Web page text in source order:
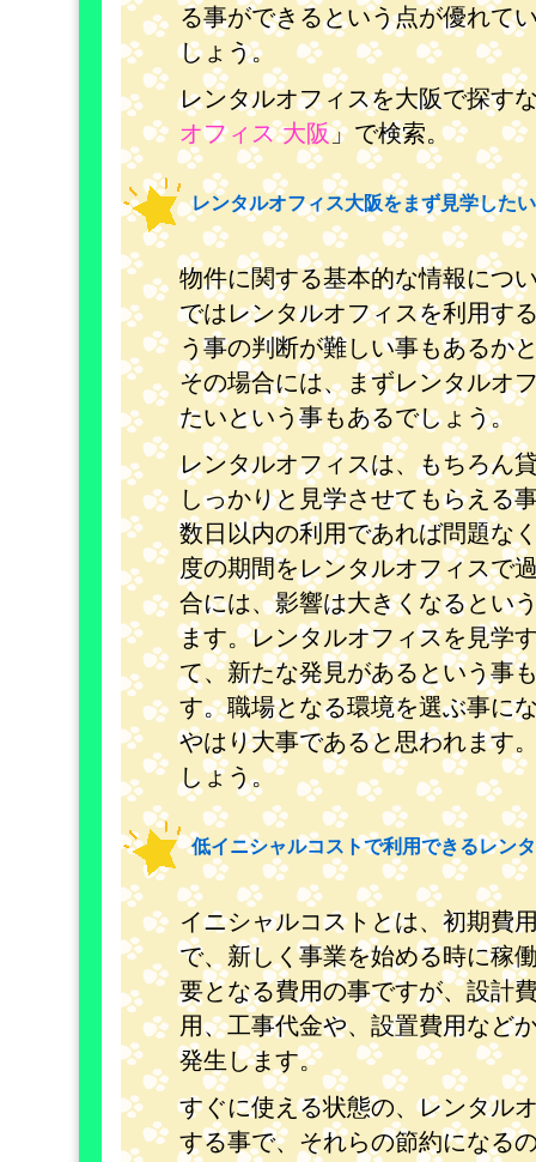
る事ができるという点が優れて
しょう。
レンタルオフィスを大阪で探す
オフィス 大阪」で検索。
レンタルオフィス大阪をまず見学したい
物件に関する基本的な情報につ
ではレンタルオフィスを利用す
う事の判断が難しい事もあるか
その場合には、まずレンタルオ
たいという事もあるでしょう。
レンタルオフィスは、もちろん
しっかりと見学させてもらえる
数日以内の利用であれば問題な
度の期間をレンタルオフィスで
合には、影響は大きくなるとい
ます。レンタルオフィスを見学
て、新たな発見があるという事
す。職場となる環境を選ぶ事に
やはり大事であると思われます
しょう。
低イニシャルコストで利用できるレン
イニシャルコストとは、初期費
で、新しく事業を始める時に稼
要となる費用の事ですが、設計
用、工事代金や、設置費用など
発生します。
すぐに使える状態の、レンタル
する事で、それらの節約になる